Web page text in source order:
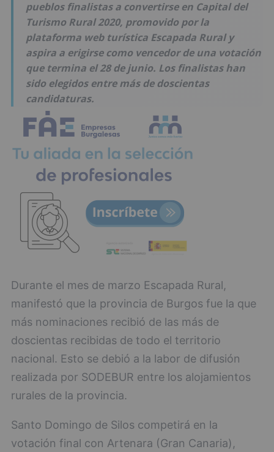
pueblos finalistas a convertirse en Capital del
Turismo Rural 2020, promovido por la
plataforma web turística Escapada Rural y
aspira a erigirse como vencedor de una votación
que termina el 28 de junio. Los finalistas han
sido elegidos entre más de doscientas
candidaturas.
Durante el mes de marzo Escapada Rural,
manifestó que la provincia de Burgos fue la que
más nominaciones recibió de las más de
doscientas recibidas de todo el territorio
nacional. Esto se debió a la labor de difusión
realizada por SODEBUR entre los alojamientos
rurales de la provincia.
Santo Domingo de Silos competirá en la
votación final con Artenara (Gran Canaria),